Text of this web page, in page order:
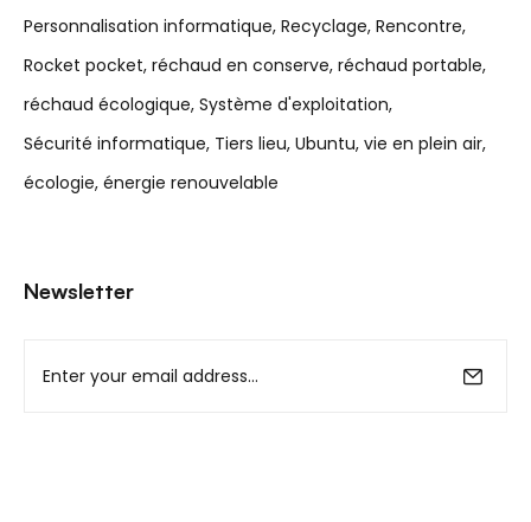
Personnalisation informatique Recyclage Rencontre
Rocket pocket réchaud en conserve réchaud portable
réchaud écologique Système d'exploitation
Sécurité informatique Tiers lieu Ubuntu vie en plein air
écologie énergie renouvelable
Newsletter